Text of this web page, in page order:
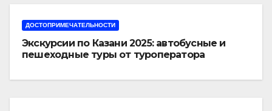
ДОСТОПРИМЕЧАТЕЛЬНОСТИ
Экскурсии по Казани 2025: автобусные и
пешеходные туры от туроператора